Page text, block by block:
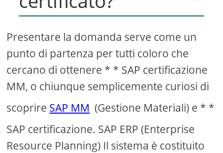
Presentare la domanda serve come un
punto di partenza per tutti coloro che
cercano di ottenere * * SAP certificazione
MM, o chiunque semplicemente curiosi di
scoprire SAP MM (Gestione Materiali) e * *
SAP certificazione. SAP ERP (Enterprise
Resource Planning) Il sistema è costituito